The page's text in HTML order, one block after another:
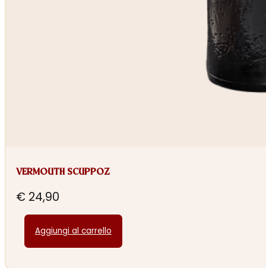
VERMOUTH SCUPPOZ
€ 24,90
Aggiungi al carrello